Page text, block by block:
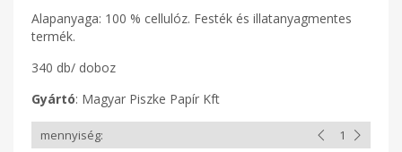
Alapanyaga: 100 % cellulóz. Festék és illatanyagmentes
termék.
340 db/ doboz
Gyártó: Magyar Piszke Papír Kft